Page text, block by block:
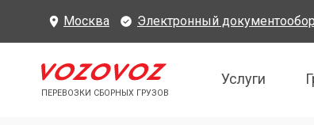
Москва Электронный
ПЕРЕВОЗКИ СБОРНЫХ ГРУЗОВ
Услуги